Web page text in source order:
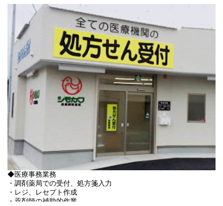
2) 就業場所の変更の範囲
転勤の可能性あり（通勤可能範囲）
3)雇用期間1年（原則更新）
※正社員登用は入社3ヵ月後を予定（個人の能力に依る）
◆医療事務業務
・調剤薬局での受付、処方箋入力
・レジ、レセプト作成
・薬剤師の補助的作業